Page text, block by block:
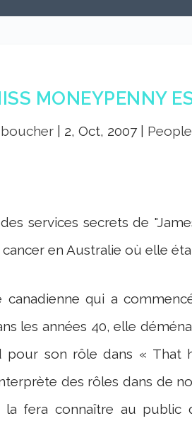
MONEYPENNY
| 2, Oct, 2007|
services secrets de
en Australie où elle
qui a
les années 40, elle
pour son rôle dans « That
des rôles dans de
fera connaître au public